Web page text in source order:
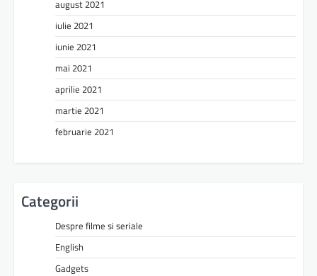
august 2021
iulie 2021
iunie 2021
mai 2021
aprilie 2021
martie 2021
februarie 2021
Categorii
Despre filme si seriale
English
Gadgets